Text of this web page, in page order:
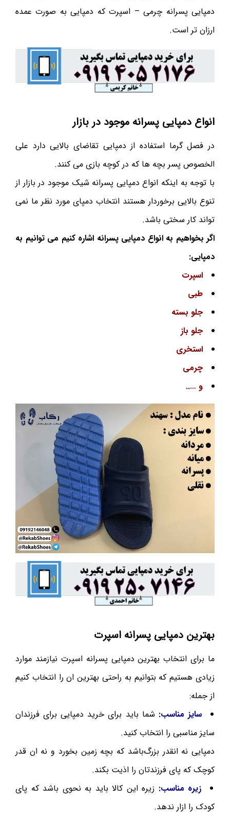
دمپایی پسرانه چرمی – اسپرت که دمپایی به صورت عمده
ارزان تر است.
انواع دمپایی پسرانه موجود در بازار
در فصل گرما استفاده از دمپایی تقاضای بالایی دارد علی
الخصوص پسر بچه ها که در کوچه بازی می کنند.
با توجه به اینکه انواع دمپایی پسرانه شیک موجود در بازار از
تنوع بالایی برخوردار هستند انتخاب دمپای مورد نظر ما نمی
تواند کار سختی باشد.
اگر بخواهیم به انواع دمپایی پسرانه اشاره کنیم می توانیم به
دمپایی:
اسپرت
طبی
جلو بسته
جلو باز
استخری
چرمی
و …..
بهترین دمپایی پسرانه اسپرت
ما برای انتخاب بهترین دمپایی پسرانه اسپرت نیازمند موارد
زیادی هستیم که بتوانیم به راحتی بهترین ان را انتخاب کنیم
از جمله:
سایز مناسب: شما باید برای خرید دمپایی برای فرزندان
سایز مناسبی را انتخاب کنید.
دمپایی نه انقدر بزرگ‌باشد که بچه زمین بخورد و نه ان قدر
کوچک که پای فرزندتان را اذیت بکند.
زیره مناسب: زیره این کالا باید به نحوی باشد که پای
کودک را ازار ندهد.